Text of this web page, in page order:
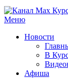
Меню
Новости
В
Афиша